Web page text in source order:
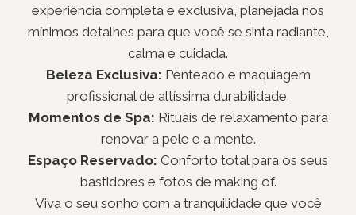
experiência completa e exclusiva, planejada nos
mínimos detalhes para que você se sinta radiante,
calma e cuidada.
Beleza Exclusiva: Penteado e maquiagem
profissional de altíssima durabilidade.
Momentos de Spa: Rituais de relaxamento para
renovar a pele e a mente.
Espaço Reservado: Conforto total para os seus
bastidores e fotos de making of.
Viva o seu sonho com a tranquilidade que você